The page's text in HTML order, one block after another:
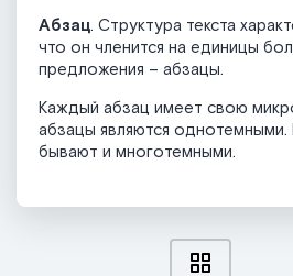
Абзац. Структура текста
что он членится на единицы
предложения – абзацы.
Каждый абзац имеет свою
абзацы являются однотемными.
бывают и многотемными.